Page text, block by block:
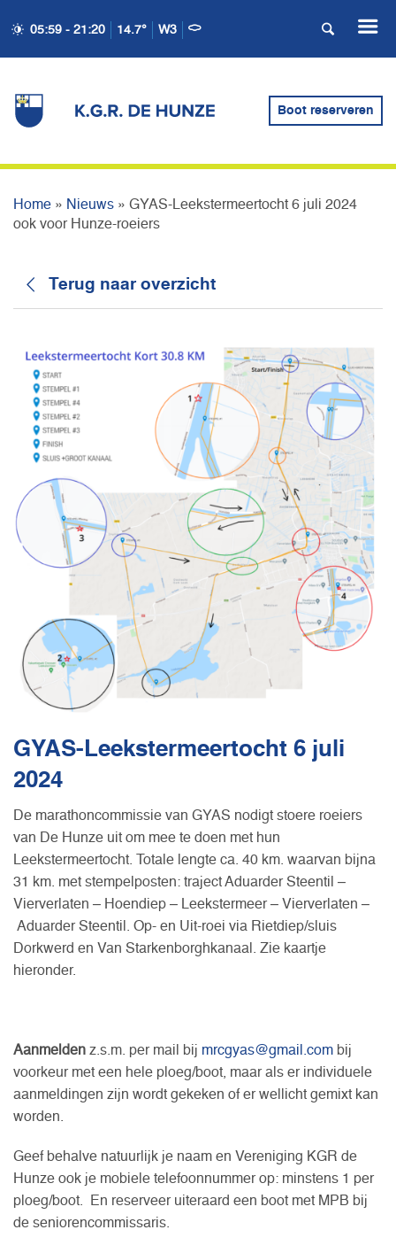
05:59 - 21:20 14.7° W3
Boot reserveren
GYAS-
JULI 2024 OOK VOOR
Home » Nieuws » GYAS-Leekstermeertocht 6 juli 2024
ook voor Hunze-roeiers
Terug naar overzicht
GYAS-Leekstermeertocht 6 juli
2024
De marathoncommissie van GYAS nodigt stoere roeiers
van De Hunze uit om mee te doen met hun
Leekstermeertocht. Totale lengte ca. 40 km. waarvan bijna
31 km. met stempelposten: traject Aduarder Steentil –
Vierverlaten – Hoendiep – Leekstermeer – Vierverlaten –
Aduarder Steentil. Op- en Uit-roei via Rietdiep/sluis
Dorkwerd en Van Starkenborghkanaal. Zie kaartje
hieronder.
Aanmelden z.s.m. per mail bij mrcgyas@gmail.com bij
voorkeur met een hele ploeg/boot, maar als er individuele
aanmeldingen zijn wordt gekeken of er wellicht gemixt kan
worden.
Geef behalve natuurlijk je naam en Vereniging KGR de
Hunze ook je mobiele telefoonnummer op: minstens 1 per
ploeg/boot. En reserveer uiteraard een boot met MPB bij
de seniorencommissaris.